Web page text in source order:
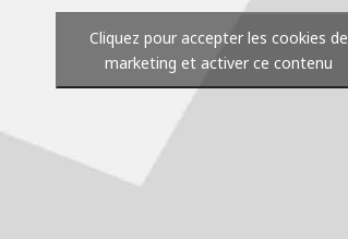
Cliquez pour accepter les cookies de
marketing et activer ce contenu